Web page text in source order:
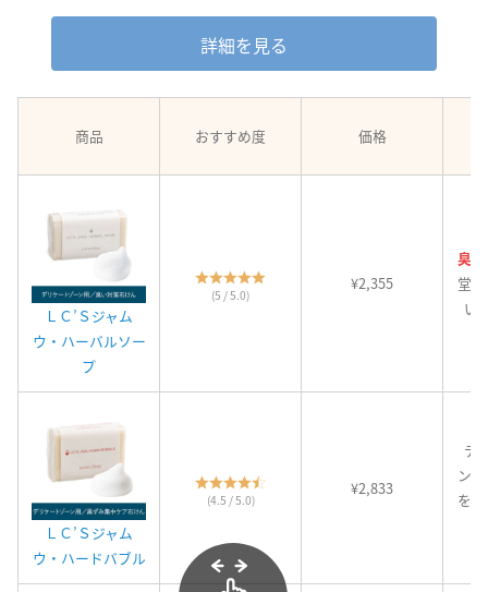
詳細を見る
商品 おすすめ度 価格
ＬＣ’Ｓジャム
ウ・ハーバルソー
プ
(5 / 5.0)
¥2,355
臭い
堂
い
ＬＣ’Ｓジャム
ウ・ハードバブル
(4.5 / 5.0)
¥2,833
デ
ン
を